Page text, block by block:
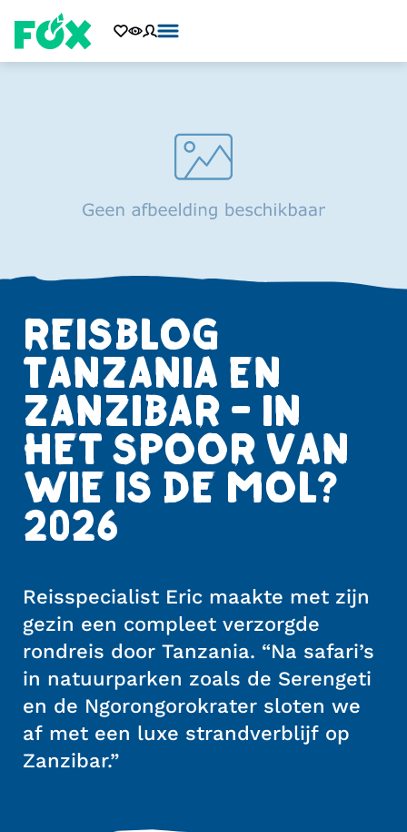
REISBLOG
TANZANIA EN
ZANZIBAR - IN
HET SPOOR VAN
WIE IS DE MOL?
2026
Reisspecialist Eric maakte met zijn
gezin een compleet verzorgde
rondreis door Tanzania. “Na safari’s
in natuurparken zoals de Serengeti
en de Ngorongorokrater sloten we
af met een luxe strandverblijf op
Zanzibar.”